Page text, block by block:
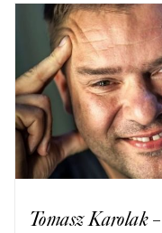
Tomasz Karolak